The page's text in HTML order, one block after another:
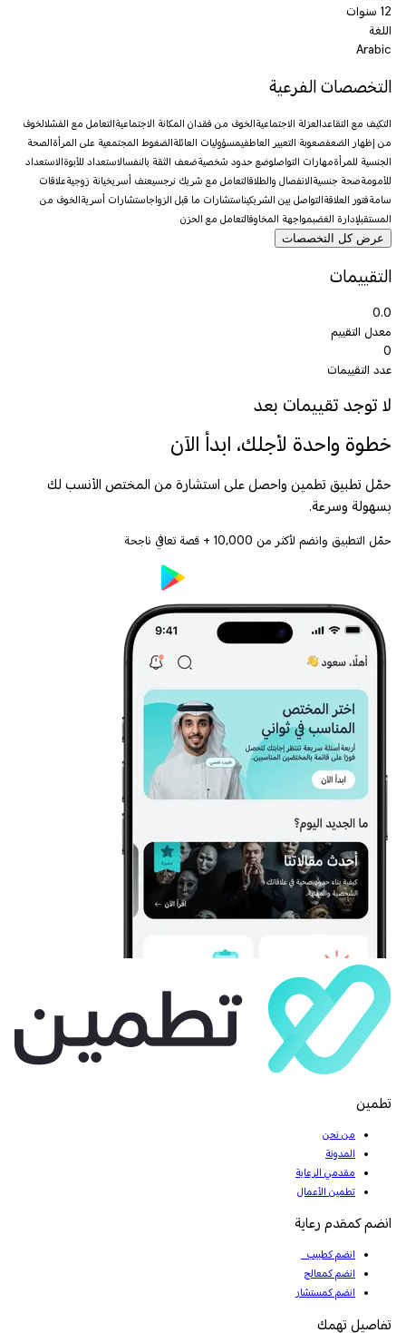
12 سنوات
اللغة
Arabic
التخصصات الفرعية
التكيف مع التقاعد العزلة الاجتماعية الخوف من فقدان المكانة الاجتماعية التعامل مع الفشلالخوف
من إظهار الضعفصعوبة التعبير العاطفيمسؤوليات العائلة الضغوط المجتمعية على المرأة الصحة
الجنسية للمرأةمهارات التواصلوضع حدود شخصيةضعف الثقة بالنفسالاستعداد للأبوة الاستعداد
للأمومةصحة جنسية الانفصال والطلاقالتعامل مع شريك نرجسيعنف أسريخيانة زوجيةعلاقات
سامةفتور العلاقة التواصل بين الشريكيناستشارات ما قبل الزواجاستشارات أسرية الخوف من
المستقبلإدارة الغضبمواجهة المخاوفالتعامل مع الحزن
عرض كل التخصصات
التقييمات
0.0
معدل التقييم
0
عدد التقييمات
لا توجد تقييمات بعد
خطوة واحدة لأجلك، ابدأ الآن
حمّل تطبيق تطمين واحصل على استشارة من المختص الأنسب لك
بسهولة وسرعة.
حمّل التطبيق وانضم لأكثر من 10,000 + قصة تعافي ناجحة
تطمين
من نحن
المدونة
مقدمي الرعاية
تطمين الأعمال
انضم كمقدم رعاية
انضم كطبيب
انضم كمعالج
انضم كمستشار
تفاصيل تهمك